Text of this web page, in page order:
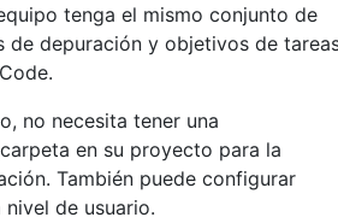
tenga el mismo conjunto de
de depuración y objetivos de
no necesita tener una
carpeta en su proyecto para la
También puede configurar
nivel de usuario.